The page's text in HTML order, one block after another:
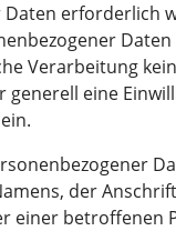
erforderlich
Verarbeitung
generell eine
der
einer betroffenen